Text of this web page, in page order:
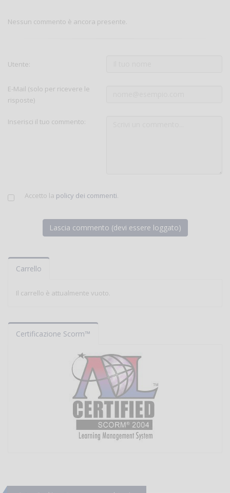
Nessun commento è ancora presente.
Utente:
E-Mail (solo per ricevere le
risposte)
Inserisci il tuo commento:
Accetto la policy dei commenti.
Carrello
Il carrello è attualmente vuoto.
Certificazione Scorm™